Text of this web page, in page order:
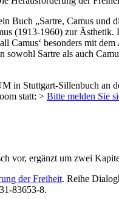
Buch „Sartre, Camus und
(1913-1960) zur
Camus‘ besonders mit
Sartre als auch
Stuttgart-Sillenbuch an
statt: > Bitte melden Sie
vor, ergänzt um zwei
der Freiheit. Reihe
83653-8.